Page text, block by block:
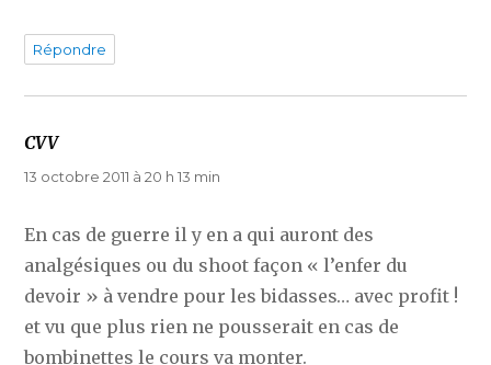
Répondre
CVVdit :
13 octobre 2011 à 20 h 13 min
En cas de guerre il y en a qui auront des
analgésiques ou du shoot façon « l’enfer du
devoir » à vendre pour les bidasses… avec profit !
et vu que plus rien ne pousserait en cas de
bombinettes le cours va monter.